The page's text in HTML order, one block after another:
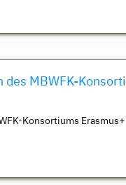
MBWFK-
Konsortiums